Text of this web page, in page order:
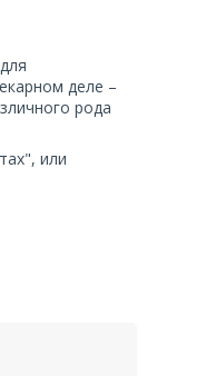
деле –
рода
или